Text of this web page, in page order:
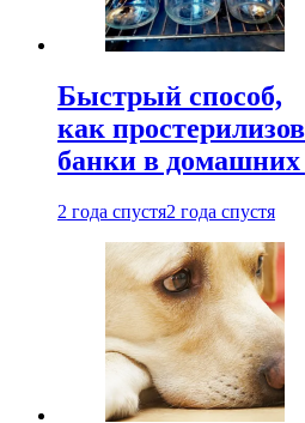
Быстрый способ,
как
банки в домашних
2 года спустя2 года спустя